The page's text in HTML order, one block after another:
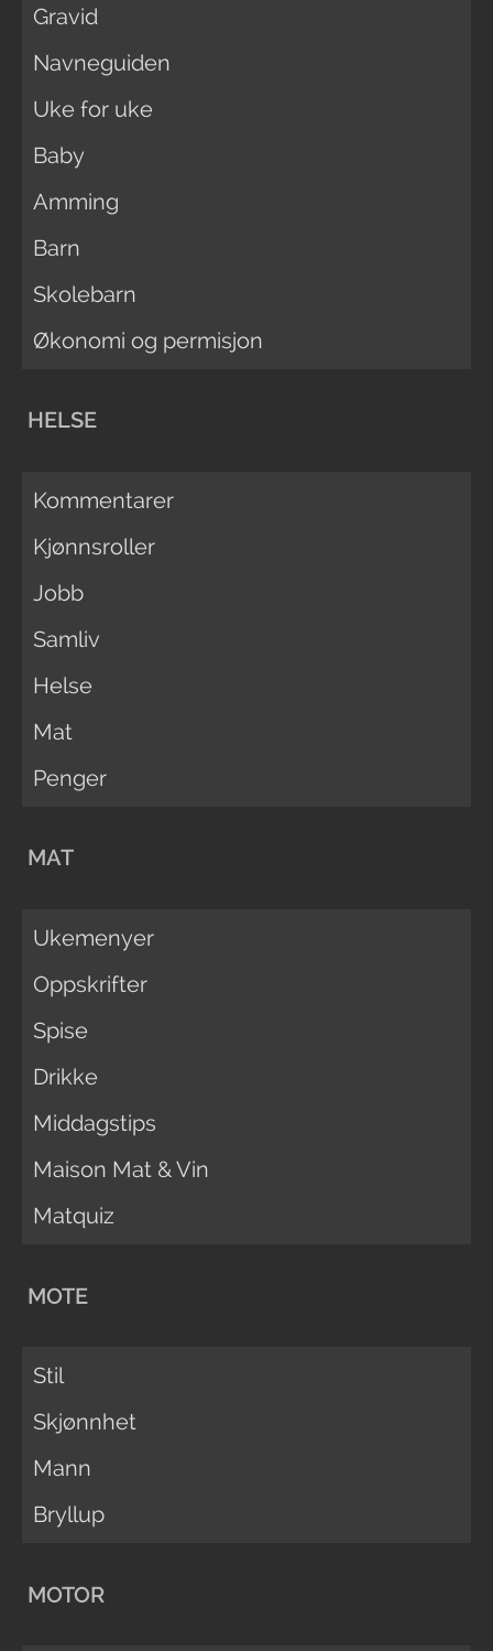
Gravid
Navneguiden
Uke for uke
Baby
Amming
Barn
Skolebarn
Økonomi og permisjon
HELSE
Kommentarer
Kjønnsroller
Jobb
Samliv
Helse
Mat
Penger
MAT
Ukemenyer
Oppskrifter
Spise
Drikke
Middagstips
Maison Mat & Vin
Matquiz
MOTE
Stil
Skjønnhet
Mann
Bryllup
MOTOR